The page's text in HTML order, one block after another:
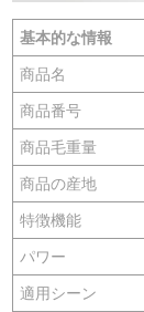
基本的な情報
商品名
商品番号
商品毛重量
商品の産地
特徴機能
パワー
適用シーン